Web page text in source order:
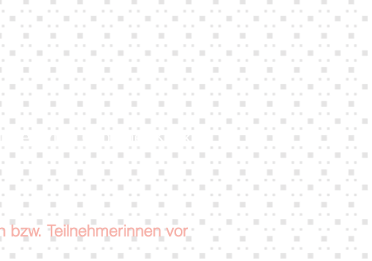
zum Groomer Klick
Teilnehmerinnen vor